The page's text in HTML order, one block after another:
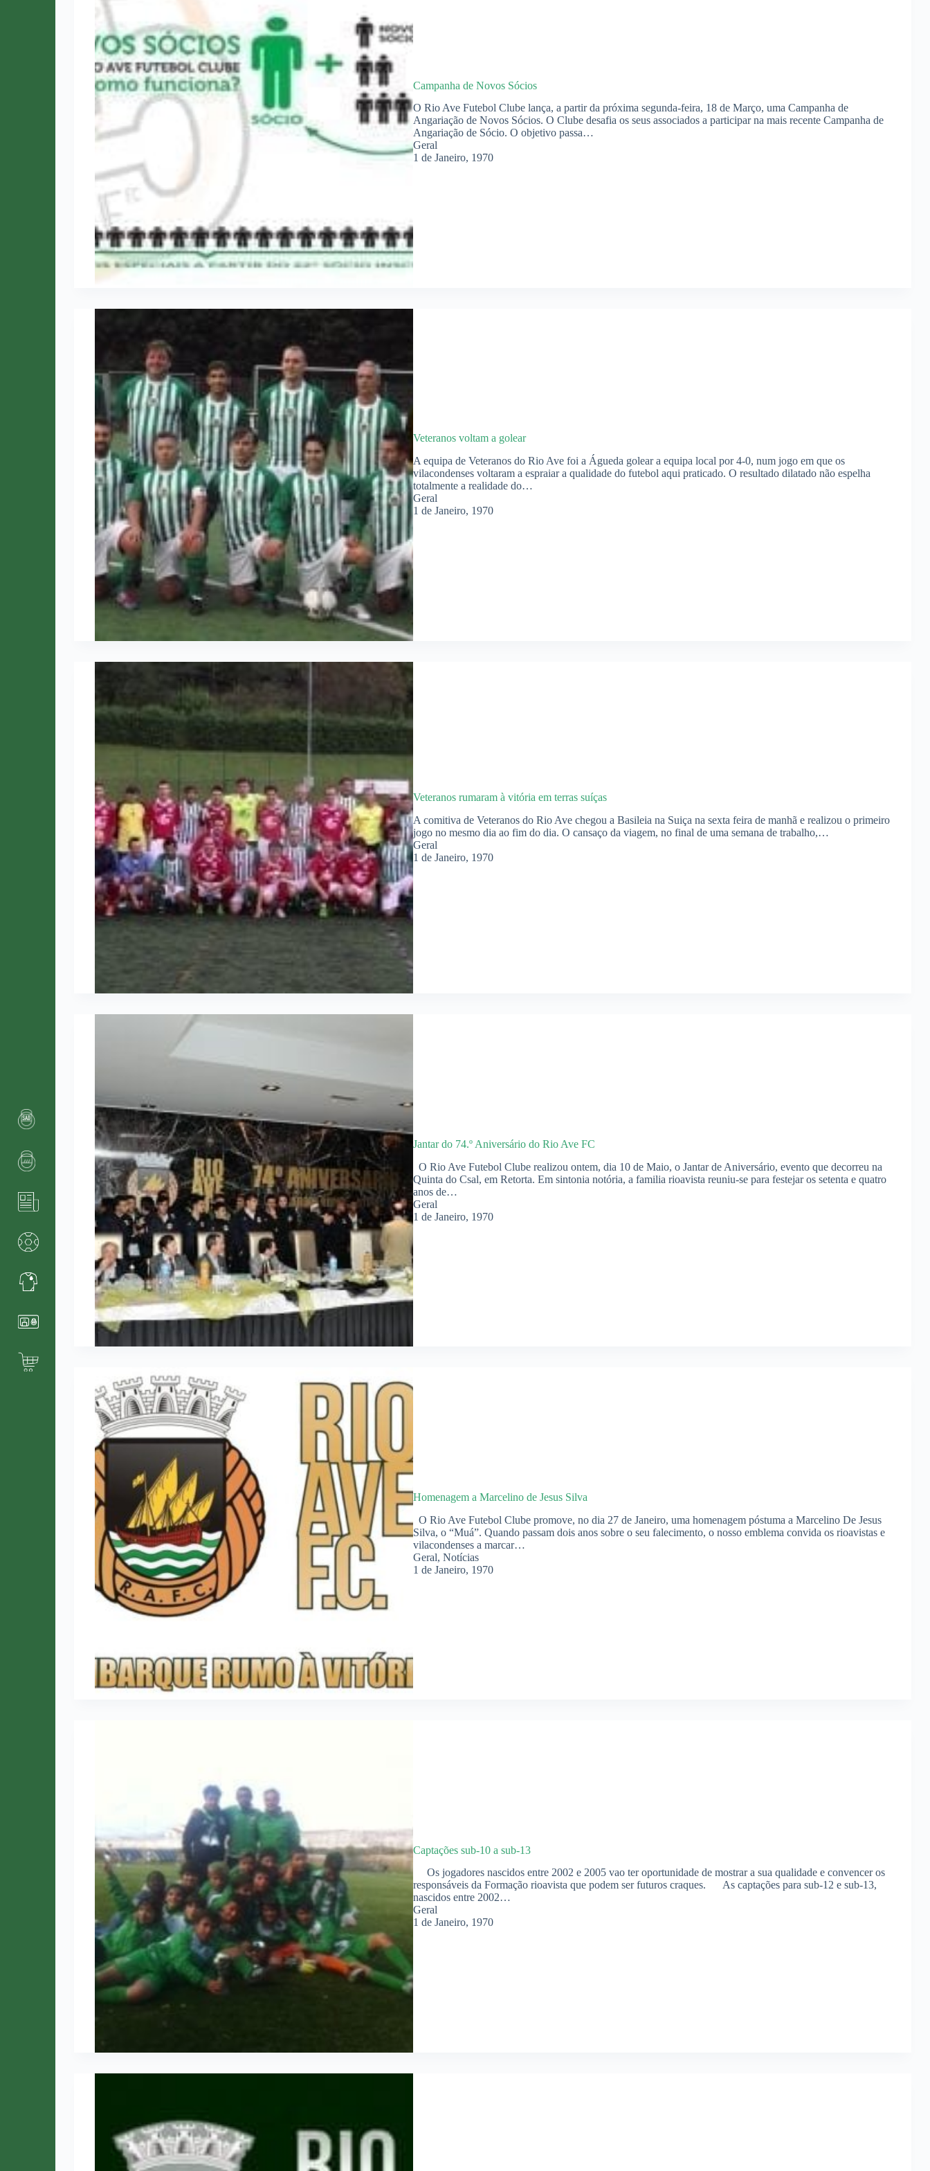
Campanha de Novos Sócios
O Rio Ave Futebol Clube lança, a partir da próxima segunda-feira, 18 de Março, uma Campanha de
Angariação de Novos Sócios. O Clube desafia os seus associados a participar na mais recente Campanha de
Angariação de Sócio. O objetivo passa…
Geral
1 de Janeiro, 1970
Veteranos voltam a golear
A equipa de Veteranos do Rio Ave foi a Águeda golear a equipa local por 4-0, num jogo em que os
vilacondenses voltaram a espraiar a qualidade do futebol aqui praticado. O resultado dilatado não espelha
totalmente a realidade do…
Geral
1 de Janeiro, 1970
Veteranos rumaram à vitória em terras suíças
A comitiva de Veteranos do Rio Ave chegou a Basileia na Suiça na sexta feira de manhã e realizou o primeiro
jogo no mesmo dia ao fim do dia. O cansaço da viagem, no final de uma semana de trabalho,…
Geral
1 de Janeiro, 1970
Jantar do 74.º Aniversário do Rio Ave FC
O Rio Ave Futebol Clube realizou ontem, dia 10 de Maio, o Jantar de Aniversário, evento que decorreu na
Quinta do Csal, em Retorta. Em sintonia notória, a familia rioavista reuniu-se para festejar os setenta e quatro
anos de…
Geral
1 de Janeiro, 1970
Homenagem a Marcelino de Jesus Silva
O Rio Ave Futebol Clube promove, no dia 27 de Janeiro, uma homenagem póstuma a Marcelino De Jesus
Silva, o “Muá”. Quando passam dois anos sobre o seu falecimento, o nosso emblema convida os rioavistas e
vilacondenses a marcar…
Geral,Notícias
1 de Janeiro, 1970
Captações sub-10 a sub-13
Os jogadores nascidos entre 2002 e 2005 vao ter oportunidade de mostrar a sua qualidade e convencer os
responsáveis da Formação rioavista que podem ser futuros craques. As captações para sub-12 e sub-13,
nascidos entre 2002…
Geral
1 de Janeiro, 1970